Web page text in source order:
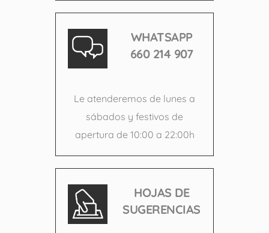
WHATSAPP
660 214 907
Le atenderemos de lunes a
sábados y festivos de
apertura de 10:00 a 22:00h
HOJAS DE
SUGERENCIAS